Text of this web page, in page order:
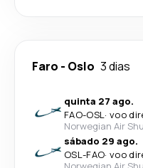
Faro - Oslo 3 dias
quinta 27 ago.
FAO-OSL· voo
Norwegian Air
sábado 29 ago.
OSL-FAO· voo